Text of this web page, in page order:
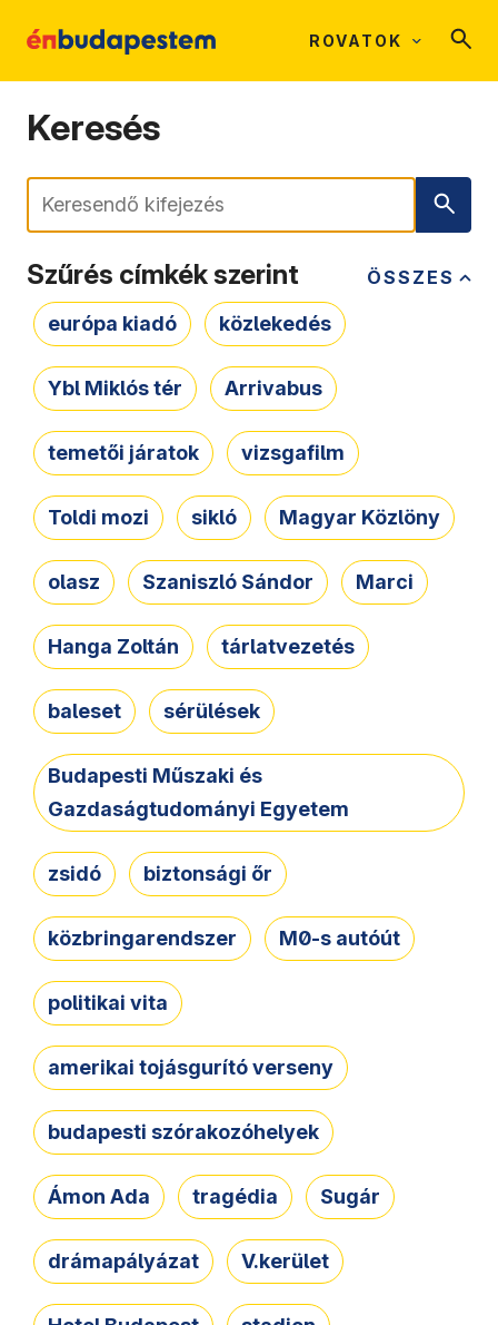
ROVATOK
Keresés
Keresés
ÖSSZES
Szűrés címkék szerint
európa kiadó közlekedés
Ybl Miklós tér Arrivabus
temetői járatok vizsgafilm
Toldi mozi sikló Magyar Közlöny
olasz Szaniszló Sándor Marci
Hanga Zoltán tárlatvezetés
baleset sérülések
Budapesti Műszaki és
Gazdaságtudományi Egyetem
zsidó biztonsági őr
közbringarendszer M0-s autóút
politikai vita
amerikai tojásgurító verseny
budapesti szórakozóhelyek
Ámon Ada tragédia Sugár
drámapályázat V.kerület